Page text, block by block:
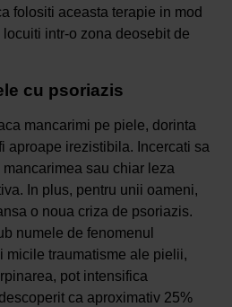
folositi aceasta terapie in mod
intr-o zona deosebit de
cu psoriazis
mancarimi pe piele, dorinta
aproape irezistibila. Incercati sa
sau chiar leza
In plus, pentru unii oameni,
o noua criza de psoriazis.
numele de fenomenul
micile traumatisme ale pielii,
pot intensifica
ca aproximativ 25%